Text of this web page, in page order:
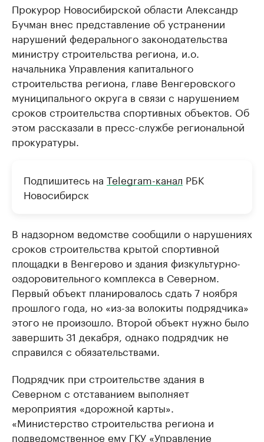
Прокурор Новосибирской области Александр
Бучман внес представление об устранении
нарушений федерального законодательства
министру строительства региона, и.о.
начальника Управления капитального
строительства региона, главе Венгеровского
муниципального округа в связи с нарушением
сроков строительства спортивных объектов. Об
этом рассказали в пресс-службе региональной
прокуратуры.
Подпишитесь на Telegram-канал РБК
Новосибирск
В надзорном ведомстве сообщили о нарушениях
сроков строительства крытой спортивной
площадки в Венгерово и здания физкультурно-
оздоровительного комплекса в Северном.
Первый объект планировалось сдать 7 ноября
прошлого года, но «из-за волокиты подрядчика»
этого не произошло. Второй объект нужно было
завершить 31 декабря, однако подрядчик не
справился с обязательствами.
Подрядчик при строительстве здания в
Северном с отставанием выполняет
мероприятия «дорожной карты».
«Министерство строительства региона и
подведомственное ему ГКУ «Управление